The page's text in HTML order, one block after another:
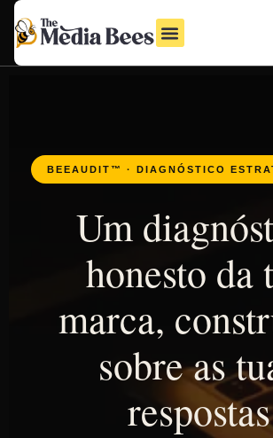
BEEAUDIT™ · DIAGNÓSTICO
Um
honesto da
marca,
sobre as
respostas